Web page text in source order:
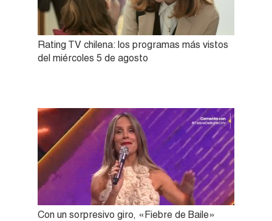
Rating TV chilena: los programas más vistos
del miércoles 5 de agosto
Con un sorpresivo giro, «Fiebre de Baile»